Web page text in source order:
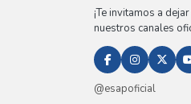
¡Te invitamos a
nuestros canales
@esapoficial